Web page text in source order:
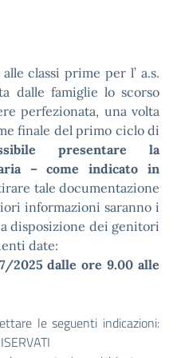
classi prime per l’ a.s.
dalle famiglie lo scorso
perfezionata, una volta
finale del primo ciclo di
presentare la
– come indicato in
tale documentazione
informazioni saranno i
disposizione dei genitori
date:
2025 dalle ore 9.00 alle
le seguenti indicazioni: